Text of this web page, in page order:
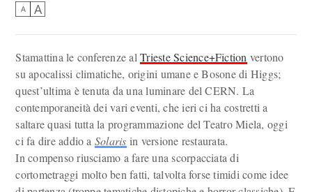
A A
Stamattina le conferenze alTrieste Science+Fiction vertono
su apocalissi climatiche, origini umane e Bosone di Higgs;
quest’ultima è tenuta da una luminare del CERN. La
contemporaneità dei vari eventi, che ieri ci ha costretti a
saltare quasi tutta la programmazione del Teatro Miela, oggi
ci fa dire addio a Solaris in versione restaurata.
In compenso riusciamo a fare una scorpacciata di
cortometraggi molto ben fatti, talvolta forse timidi come idee